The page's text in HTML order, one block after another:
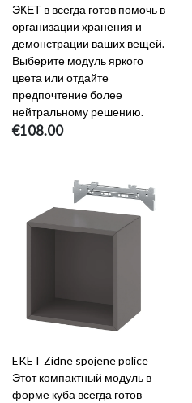
ЭКЕТ в всегда готов помочь в
организации хранения и
демонстрации ваших вещей.
Выберите модуль яркого
цвета или отдайте
предпочтение более
нейтральному решению.
€108.00
EKET Zidne spojene police
Этот компактный модуль в
форме куба всегда готов